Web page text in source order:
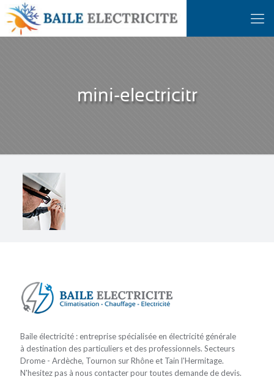
mini-electricitr
Baile électricité : entreprise spécialisée en électricité générale
à destination des particuliers et des professionnels. Secteurs
Drome - Ardèche, Tournon sur Rhône et Tain l'Hermitage.
N'hesitez pas à nous contacter pour toutes demande de devis.